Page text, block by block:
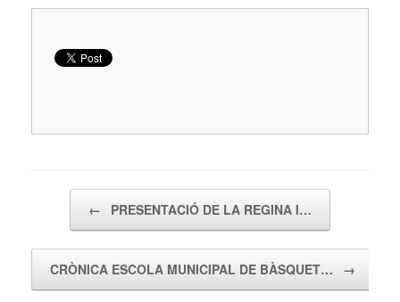
← PRESENTACIÓ DE LA REGINA I…
CRÒNICA ESCOLA MUNICIPAL DE BÀSQUET… →